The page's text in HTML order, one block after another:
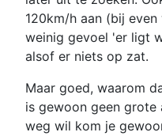
120km/h aan (bij
weinig gevoel 'er ligt
alsof er niets op zat.
Maar goed, waarom
is gewoon geen grote
weg wil kom je